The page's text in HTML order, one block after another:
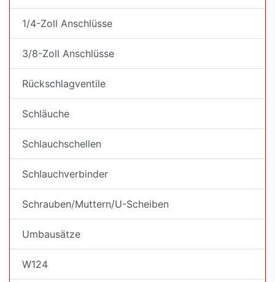
1/4-Zoll Anschlüsse
3/8-Zoll Anschlüsse
Rückschlagventile
Schläuche
Schlauchschellen
Schlauchverbinder
Schrauben/Muttern/U-Scheiben
Umbausätze
W124